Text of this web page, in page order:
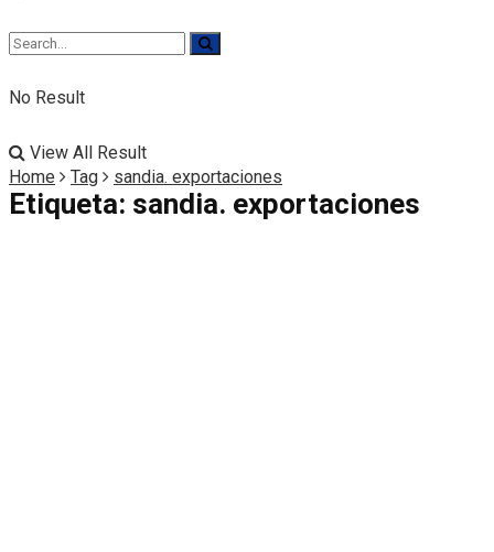
No Result
View All Result
Home Tag sandia. exportaciones
Etiqueta: sandia. exportaciones